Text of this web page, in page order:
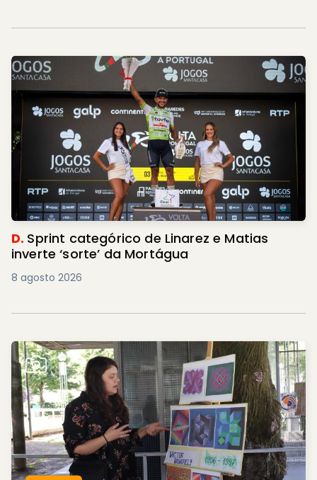
D. Sprint categórico de Linarez e Matias
inverte ‘sorte’ da Mortágua
8 agosto 2026